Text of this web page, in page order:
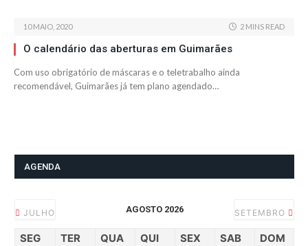
10 MAIO, 2020 2 MINS READ
O calendário das aberturas em Guimarães
Com uso obrigatório de máscaras e o teletrabalho ainda
recomendável, Guimarães já tem plano agendado…
AGENDA
JULHO AGOSTO 2026 SETEMBRO
SEG TER QUA QUI SEX SAB DOM